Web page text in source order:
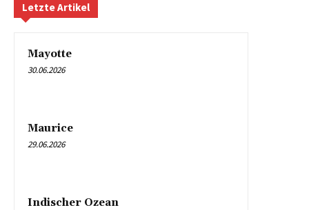
Letzte Artikel
Mayotte
30.06.2026
Maurice
29.06.2026
Indischer Ozean